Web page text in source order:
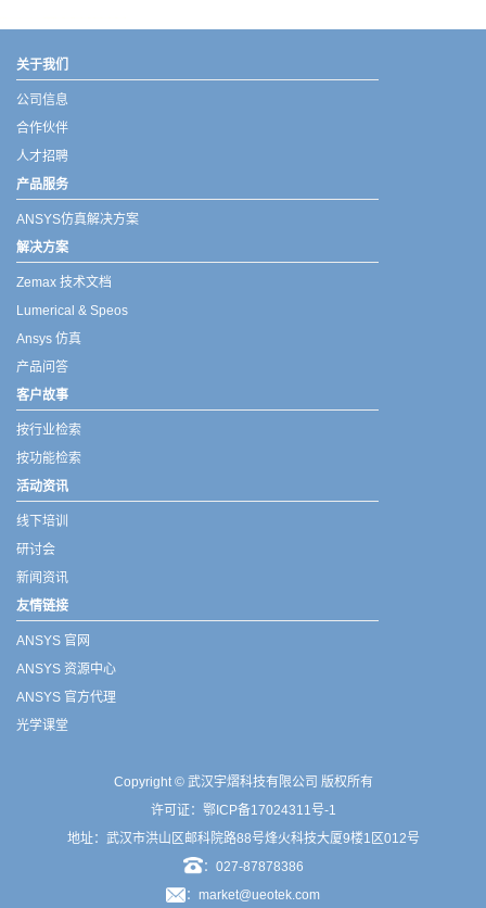
关于我们
公司信息
合作伙伴
人才招聘
产品服务
ANSYS仿真解决方案
解决方案
Zemax 技术文档
Lumerical & Speos
Ansys 仿真
产品问答
客户故事
按行业检索
按功能检索
活动资讯
线下培训
研讨会
新闻资讯
友情链接
ANSYS 官网
ANSYS 资源中心
ANSYS 官方代理
光学课堂
Copyright © 武汉宇熠科技有限公司 版权所有
许可证： 鄂ICP备17024311号-1
地址：武汉市洪山区邮科院路88号烽火科技大厦9楼1区012号
：027-87878386
：market@ueotek.com